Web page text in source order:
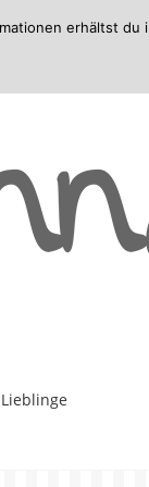
erhältst du